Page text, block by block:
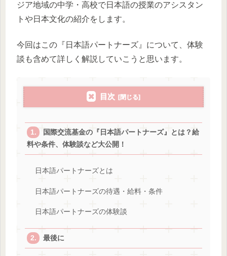
ジア地域の中学・高校で日本語の授業のアシスタン
トや日本文化の紹介をします。
今回はこの『日本語パートナーズ』について、体験
談も含めて詳しく解説していこうと思います。
目次
国際交流基金の『日本語パートナーズ』とは？給
料や条件、体験談など大公開！
日本語パートナーズとは
日本語パートナーズの待遇・給料・条件
日本語パートナーズの体験談
最後に